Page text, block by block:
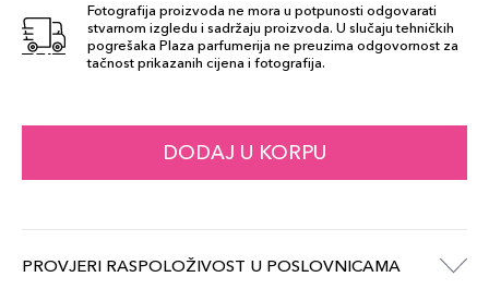
111
Šifra artikla
48,00 KM
1 48,00 KM
Fotografija proizvoda ne mora u potpunosti odgovarati
stvarnom izgledu i sadržaju proizvoda. U slučaju tehničkih
pogrešaka Plaza parfumerija ne preuzima odgovornost za
tačnost prikazanih cijena i fotografija.
DODAJ U KORPU
PROVJERI RASPOLOŽIVOST U POSLOVNICAMA